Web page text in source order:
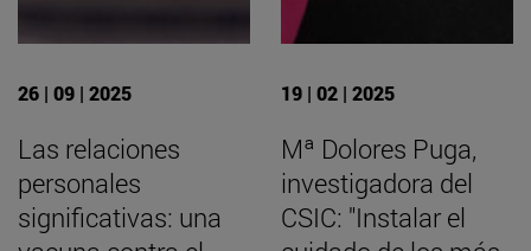
26 | 09 | 2025
Las relaciones
personales
significativas: una
19 | 02 | 2025
Mª Dolores Puga,
investigadora del
CSIC: "Instalar el